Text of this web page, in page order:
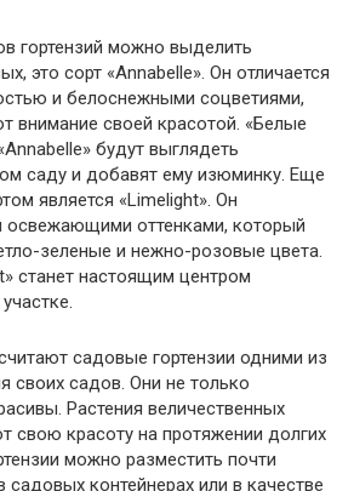
гортензий можно выделить
это сорт «Annabelle». Он отличается
и белоснежными соцветиями,
внимание своей красотой. «Белые
будут выглядеть
саду и добавят ему изюминку. Еще
является «Limelight». Он
освежающими оттенками, который
зеленые и нежно-розовые цвета.
станет настоящим центром
садовые гортензии одними из
своих садов. Они не только
Растения величественных
свою красоту на протяжении долгих
можно разместить почти
садовых контейнерах или в качестве